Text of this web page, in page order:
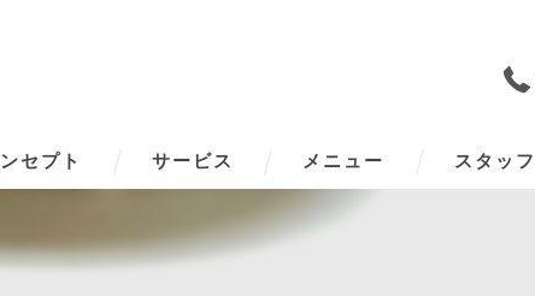
セプト サービス メニュー スタッフ